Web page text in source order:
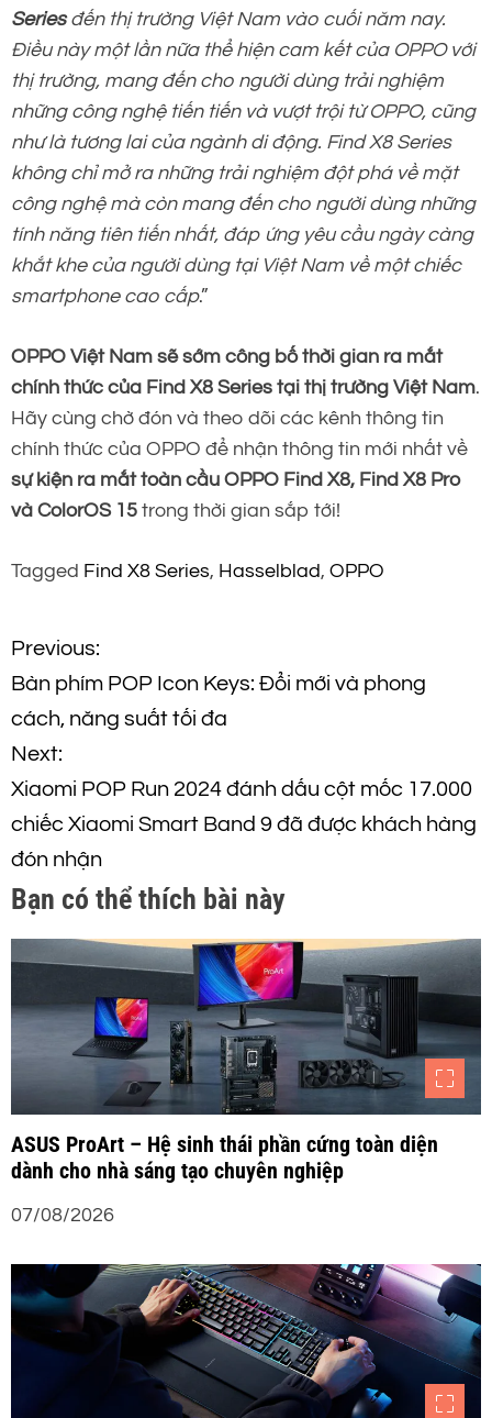
Seriesđến thị trường Việt Nam vào cuối năm nay.
Điều này một lần nữa thể hiện cam kết của OPPO với
thị trường, mang đến cho người dùng trải nghiệm
những công nghệ tiến tiến và vượt trội từ OPPO, cũng
như là tương lai của ngành di động. Find X8 Series
không chỉ mở ra những trải nghiệm đột phá về mặt
công nghệ mà còn mang đến cho người dùng những
tính năng tiên tiến nhất, đáp ứng yêu cầu ngày càng
khắt khe của người dùng tại Việt Nam về một chiếc
smartphone cao cấp.”
OPPO Việt Nam sẽ sớm công bố thời gian ra mắt
chính thức của Find X8 Series tại thị trường Việt Nam.
Hãy cùng chờ đón và theo dõi các kênh thông tin
chính thức của OPPO để nhận thông tin mới nhất về
sự kiện ra mắt toàn cầu OPPO Find X8, Find X8 Pro
và ColorOS 15 trong thời gian sắp tới!
Tagged Find X8 Series, Hasselblad, OPPO
Đ
i
ề
u
h
ư
ớ
n
g
b
à
v
i
Previous:
Bàn phím POP Icon Keys: Đổi mới và phong
cách, năng suất tối đa
Next:
Xiaomi POP Run 2024 đánh dấu cột mốc 17.000
chiếc Xiaomi Smart Band 9 đã được khách hàng
đón nhận
Bạn có thể thích bài này
ASUS ProArt – Hệ sinh thái phần cứng toàn diện
dành cho nhà sáng tạo chuyên nghiệp
07/08/2026